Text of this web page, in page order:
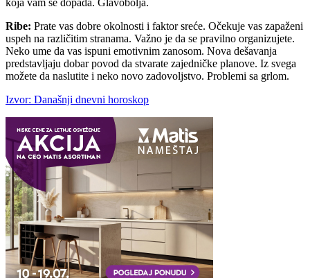
Ribe: Prate vas dobre okolnosti i faktor sreće. Očekuje vas zapaženi
uspeh na različitim stranama. Važno je da se pravilno organizujete.
Neko ume da vas ispuni emotivnim zanosom. Nova dešavanja
predstavljaju dobar povod da stvarate zajedničke planove. Iz svega
možete da naslutite i neko novo zadovoljstvo. Problemi sa grlom.
Izvor: Današnji dnevni horoskop